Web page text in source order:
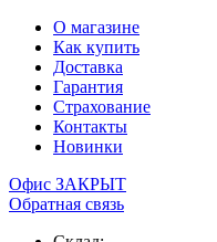
О магазине
Как купить
Доставка
Гарантия
Страхование
Контакты
Новинки
Офис ЗАКРЫТ
Обратная связь